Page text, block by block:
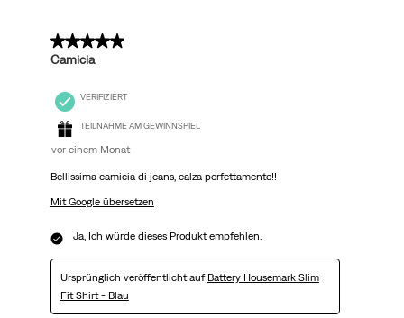
5 von 5 Sternen.
Camicia
VERIFIZIERT
TEILNAHME AM GEWINNSPIEL
vor einem Monat
Bellissima camicia di jeans, calza perfettamente!!
Mit Google übersetzen
Ja, Ich würde dieses Produkt empfehlen.
Ursprünglich veröffentlicht auf Battery Housemark Slim
Fit Shirt - Blau